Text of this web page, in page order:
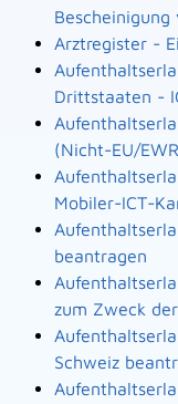
Bescheinigung
Arztregister -
Drittstaaten -
(Nicht-EU/
Mobiler-ICT-
beantragen
zum Zweck
Schweiz